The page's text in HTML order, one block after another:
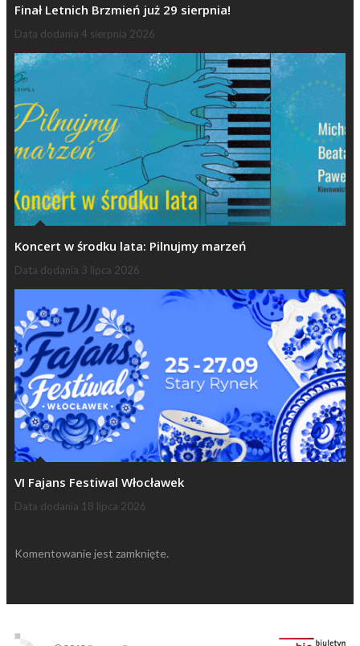
Finał Letnich Brzmień już 29 sierpnia!
Data dodania 4 sierpnia 2026
Koncert w środku lata: Pilnujmy marzeń
Data dodania 3 lipca 2026
VI Fajans Festiwal Włocławek
Data dodania 18 lipca 2026
Komentowanie jest zamknięte.